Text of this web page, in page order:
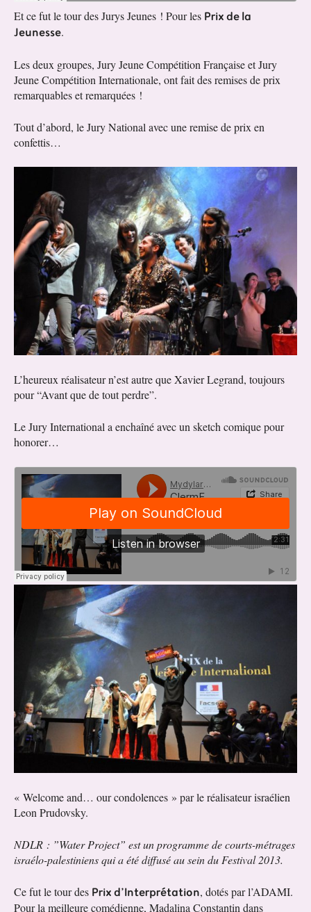
Et ce fut le tour des Jurys Jeunes ! Pour les Prix de la
Jeunesse.
Les deux groupes, Jury Jeune Compétition Française et Jury
Jeune Compétition Internationale, ont fait des remises de prix
remarquables et remarquées !
Tout d’abord, le Jury National avec une remise de prix en
confettis…
L’heureux réalisateur n’est autre que Xavier Legrand, toujours
pour “Avant que de tout perdre”.
Le Jury International a enchaîné avec un sketch comique pour
honorer…
« Welcome and… our condolences » par le réalisateur israélien
Leon Prudovsky.
NDLR : ”Water Project” est un programme de courts-métrages
israélo-palestiniens qui a été diffusé au sein du Festival 2013.
Ce fut le tour des Prix d’Interprétation, dotés par l’ADAMI.
Pour la meilleure comédienne, Madalina Constantin dans